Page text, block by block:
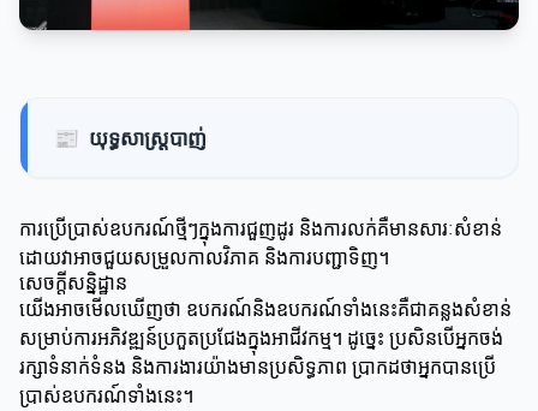
📰 យុទ្ធសាស្ត្របាញ់
ការប្រើប្រាស់ឧបករណ៍ថ្មីៗក្នុងការជួញដូរ និងការលក់គឺមានសារៈសំខាន់
ដោយវាអាចជួយសម្រួលកាលវិភាគ និងការបញ្ជាទិញ។
សេចក្តីសន្និដ្ឋាន
យើងអាចមើលឃើញថា ឧបករណ៍និងឧបករណ៍ទាំងនេះគឺជាគន្លងសំខាន់
សម្រាប់ការអភិវឌ្ឍន៍ប្រកួតប្រជែងក្នុងអាជីវកម្ម។ ដូច្នេះ ប្រសិនបើអ្នកចង់
រក្សាទំនាក់ទំនង និងការងារយ៉ាងមានប្រសិទ្ធភាព ប្រាកដថាអ្នកបានប្រើ
ប្រាស់ឧបករណ៍ទាំងនេះ។